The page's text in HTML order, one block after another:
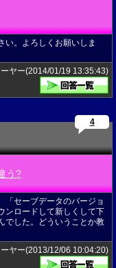
い。よろしくお願いしま
ヤー(2014/01/19 13:35:43)
4
う?
「セーブデータのバージョ
ンロードして新しくして下
でした。どういうことか教
ヤー(2013/12/06 10:04:20)